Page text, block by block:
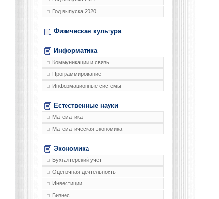
Год выпуска 2020
Физическая культура
Информатика
Коммуникации и связь
Программирование
Информационные системы
Естественные науки
Математика
Математическая экономика
Экономика
Бухгалтерский учет
Оценочная деятельность
Инвестиции
Бизнес